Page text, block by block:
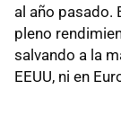
al año pasado.
pleno
salvando a la
EEUU, ni en